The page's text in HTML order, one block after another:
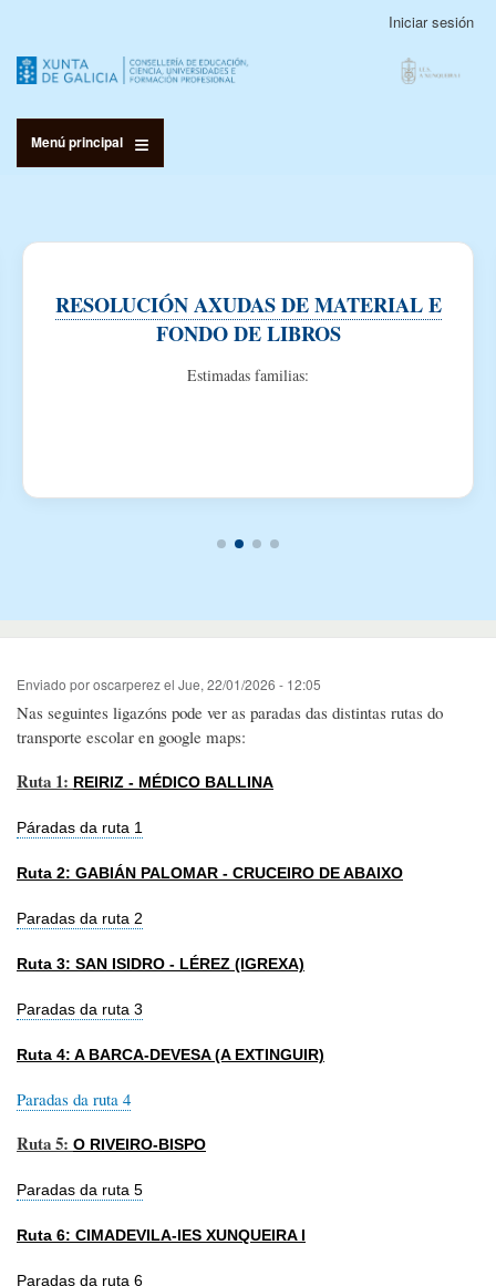
contenido
de
cuenta
usuario
Iniciar sesión
Menú principal
RESOLUCIÓN AXUDAS DE MATERIAL E
FONDO DE LIBROS
Estimadas familias:
Enviado poroscarperezel Jue, 22/01/2026 - 12:05
Nas seguintes ligazóns pode ver as paradas das distintas rutas do
transporte escolar en google maps:
Ruta 1: REIRIZ - MÉDICO BALLINA
Páradas da ruta 1
Ruta 2: GABIÁN PALOMAR - CRUCEIRO DE ABAIXO
Paradas da ruta 2
Ruta 3: SAN ISIDRO - LÉREZ (IGREXA)
Paradas da ruta 3
Ruta 4: A BARCA-DEVESA (A EXTINGUIR)
Paradas da ruta 4
Ruta 5: O RIVEIRO-BISPO
Paradas da ruta 5
Ruta 6: CIMADEVILA-IES XUNQUEIRA I
Paradas da ruta 6